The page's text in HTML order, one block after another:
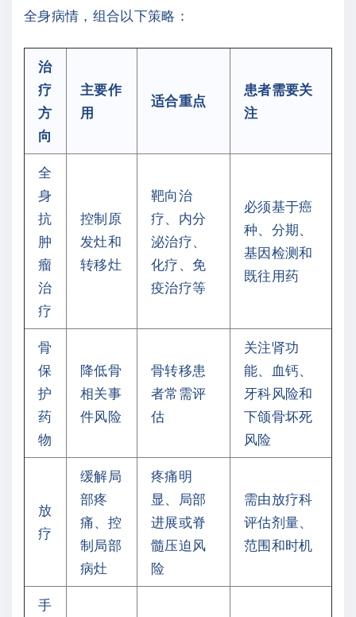
全身病情，组合以下策略：
治
疗
方
向
主要作
用
适合重点
患者需要关
注
全
身
抗
肿
瘤
治
疗
控制原
发灶和
转移灶
靶向治
疗、内分
泌治疗、
化疗、免
疫治疗等
必须基于癌
种、分期、
基因检测和
既往用药
骨
保
护
药
物
降低骨
相关事
件风险
骨转移患
者常需评
估
关注肾功
能、血钙、
牙科风险和
下颌骨坏死
风险
放
疗
缓解局
部疼
痛、控
制局部
病灶
疼痛明
显、局部
进展或脊
髓压迫风
险
需由放疗科
评估剂量、
范围和时机
手